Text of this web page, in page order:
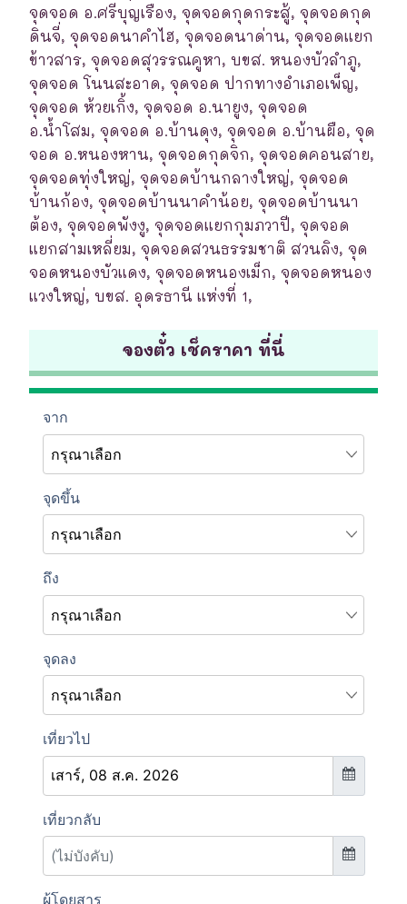
จุดจอด อ.ศรีบุญเรือง, จุดจอดกุดกระสู้, จุดจอดกุด
ดินจี่, จุดจอดนาคำไฮ, จุดจอดนาด่าน, จุดจอดแยก
ข้าวสาร, จุดจอดสุวรรณคูหา, บขส. หนองบัวลำภู,
จุดจอด โนนสะอาด, จุดจอด ปากทางอำเภอเพ็ญ,
จุดจอด ห้วยเกิ้ง, จุดจอด อ.นายูง, จุดจอด
อ.น้ำโสม, จุดจอด อ.บ้านดุง, จุดจอด อ.บ้านผือ, จุด
จอด อ.หนองหาน, จุดจอดกุดจิก, จุดจอดคอนสาย,
จุดจอดทุ่งใหญ่, จุดจอดบ้านกลางใหญ่, จุดจอด
บ้านก้อง, จุดจอดบ้านนาคำน้อย, จุดจอดบ้านนา
ต้อง, จุดจอดพังงู, จุดจอดแยกกุมภวาปี, จุดจอด
แยกสามเหลี่ยม, จุดจอดสวนธรรมชาติ สวนลิง, จุด
จอดหนองบัวแดง, จุดจอดหนองเม็ก, จุดจอดหนอง
แวงใหญ่, บขส. อุดรธานี แห่งที่ 1,
จองตั๋ว เช็คราคา ที่นี่